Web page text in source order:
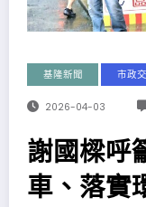
基隆新聞 市政
2026-04-03
謝國樑呼
車、落實